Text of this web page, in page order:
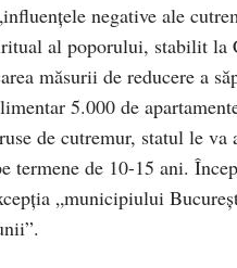
negative ale
al poporului, stabilit la
măsurii de reducere a
5.000 de
de cutremur, statul le
termene de 10-15 ani.
„municipiului